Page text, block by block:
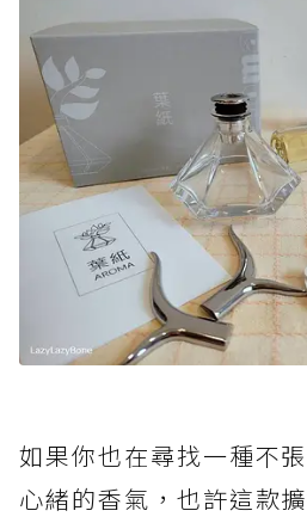
如果你也在尋找一種不
心緒的香氣，也許這款